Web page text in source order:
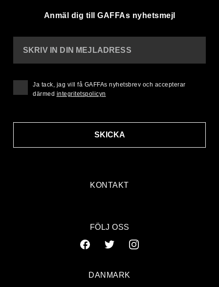
Anmäl dig till GAFFAs nyhetsmejl
KONTAKT
SKRIV IN DIN MEJLADRESS
SKICKA
Ja tack, jag vill få GAFFAs nyhetsbrev och accepterar
därmed integritetspolicyn
FÖLJ OSS
DANMARK